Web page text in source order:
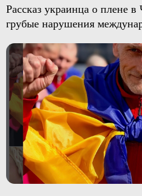
Рассказ украинца о плене
грубые нарушения